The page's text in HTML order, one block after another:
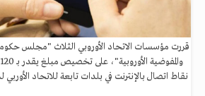
قررت مؤسسات الاتحاد الأوروبي الثلاث "مجلس حكومات
نقاط اتصال بالإنترنت في بلدات تابعة للاتحاد